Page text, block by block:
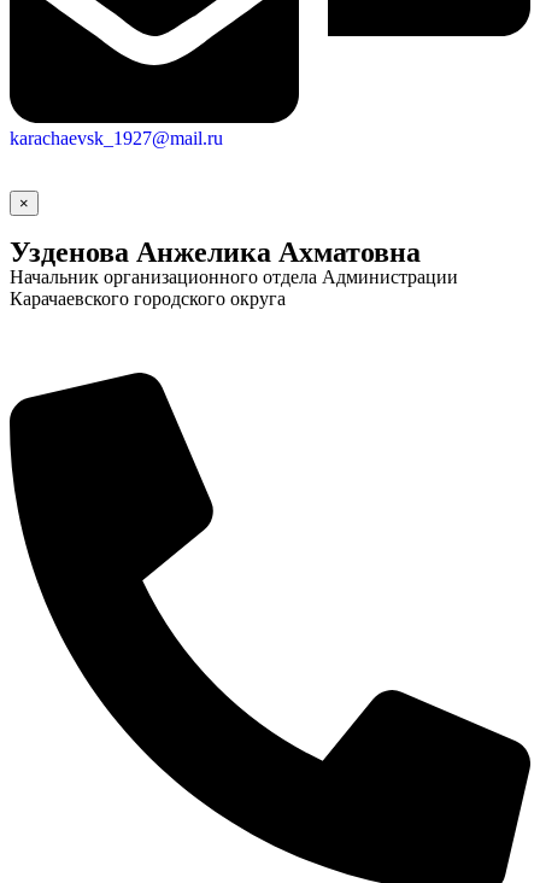
karachaevsk_1927@mail.ru
×
Узденова Анжелика Ахматовна
Начальник организационного отдела Администрации
Карачаевского городского округа